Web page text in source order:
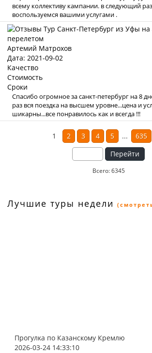
всему коллективу кампании. в следующий
воспользуемся вашими услугами .
Артемий Матрохов
Дата: 2021-09-02
Качество
Стоимость
Сроки
Спасибо огромное за санкт-петербург на 8
раз вся поездка на высшем уровне...цена и
шикарны...все понравилось как и всегда !!!
1 2 3 4 5 ... 635
Перейти
Всего: 6345
Лучшие туры недели
Прогулка по Казанскому Кремлю
2026-03-24 14:33:10